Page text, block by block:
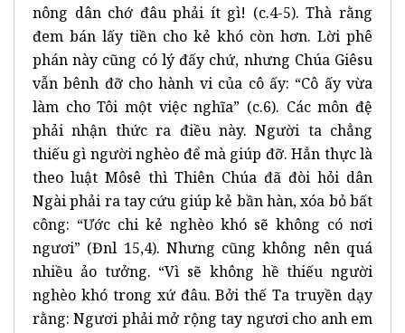
nông dân chớ đâu phải ít gì! (c.4-5). Thà rằng
đem bán lấy tiền cho kẻ khó còn hơn. Lời phê
phán này cũng có lý đấy chứ, nhưng Chúa Giêsu
vẫn bênh đỡ cho hành vi của cô ấy: “Cô ấy vừa
làm cho Tôi một việc nghĩa” (c.6). Các môn đệ
phải nhận thức ra điều này. Người ta chẳng
thiếu gì người nghèo để mà giúp đỡ. Hẳn thực là
theo luật Môsê thì Thiên Chúa đã đòi hỏi dân
Ngài phải ra tay cứu giúp kẻ bần hàn, xóa bỏ bất
công: “Ước chi kẻ nghèo khó sẽ không có nơi
ngươi” (Đnl 15,4). Nhưng cũng không nên quá
nhiều ảo tưởng. “Vì sẽ không hề thiếu người
nghèo khó trong xứ đâu. Bởi thế Ta truyền dạy
rằng: Ngươi phải mở rộng tay ngươi cho anh em